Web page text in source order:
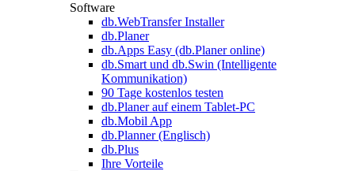
Software
db.WebTransfer Installer
db.Planer
db.Apps Easy (db.Planer online)
db.Smart und db.Swin (Intelligente
Kommunikation)
90 Tage kostenlos testen
db.Planer auf einem Tablet-PC
db.Mobil App
db.Planner (Englisch)
db.Plus
Ihre Vorteile